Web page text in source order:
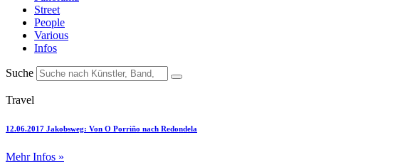
Street
People
Various
Infos
Suche
Travel
12.06.2017 Jakobsweg: Von O Porriño nach Redondela
Mehr Infos »